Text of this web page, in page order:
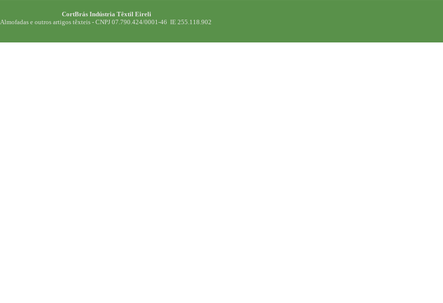
CortBrás Indústria Têxtil Eireli
Almofadas e outros artigos têxteis - CNPJ 07.790.424/0001-46 IE 255.118.902